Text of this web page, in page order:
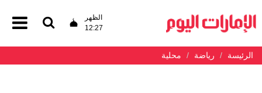
الظهر
12:27
الرئيسة رياضة محلية